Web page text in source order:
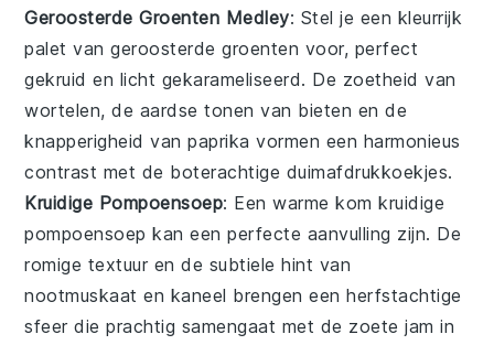
Geroosterde Groenten Medley: Stel je een kleurrijk
palet vangeroosterde groenten voor, perfect
gekruid en licht gekarameliseerd. De zoetheid van
wortelen, de aardse tonen van bieten en de
knapperigheid vanpaprika vormen een harmonieus
contrast met de boterachtige duimafdrukkoekjes.
Kruidige Pompoensoep: Een warme komkruidige
pompoensoep kan een perfecte aanvulling zijn. De
romige textuur en de subtiele hint van
nootmuskaat en kaneel brengen een herfstachtige
sfeer die prachtig samengaat met de zoetejam in